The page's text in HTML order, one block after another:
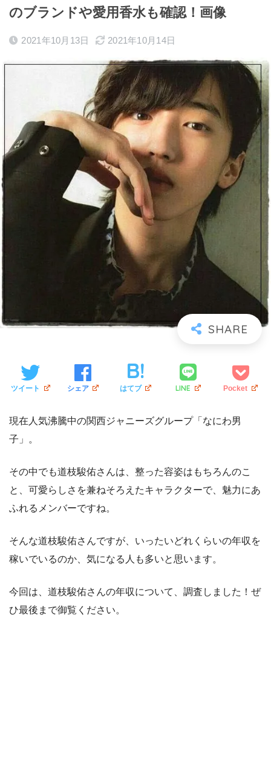
のブランドや愛用香水も確認！画像
2021年10月13日 2021年10月14日
ツイート シェア はてブ LINE Pocket
現在人気沸騰中の関西ジャニーズグループ「なにわ男
子」。
その中でも道枝駿佑さんは、整った容姿はもちろんのこ
と、可愛らしさを兼ねそろえたキャラクターで、魅力にあ
ふれるメンバーですね。
そんな道枝駿佑さんですが、いったいどれくらいの年収を
稼いでいるのか、気になる人も多いと思います。
今回は、道枝駿佑さんの年収について、調査しました！ぜ
ひ最後まで御覧ください。